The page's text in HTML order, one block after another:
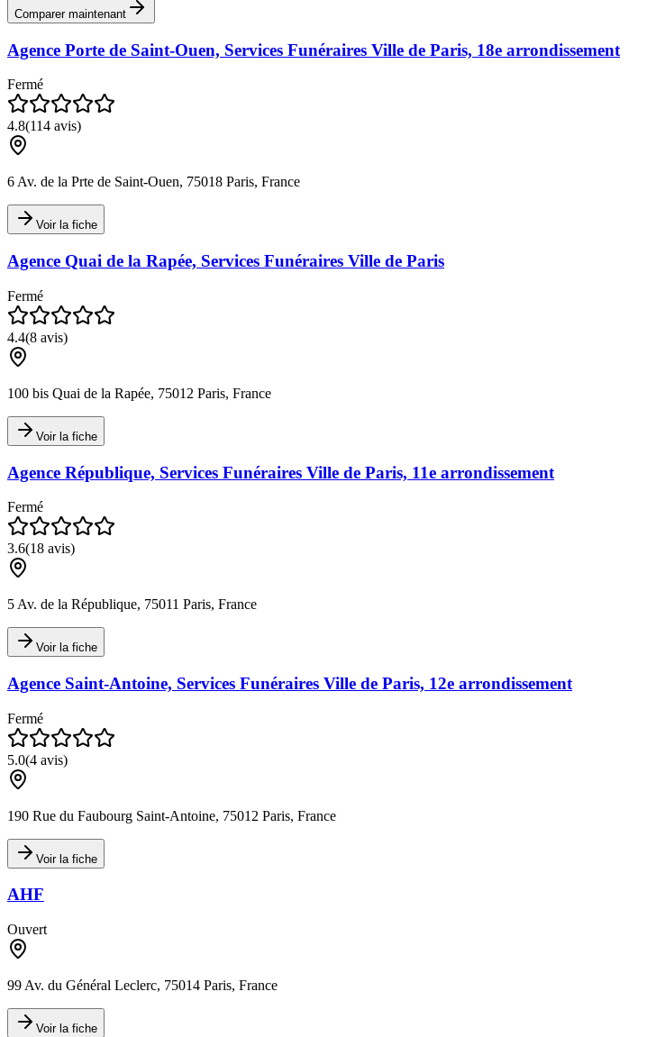
Comparer maintenant
Agence Porte de Saint-Ouen, Services Funéraires Ville de Paris, 18e arrondissement
Fermé
4.8(114 avis)
6 Av. de la Prte de Saint-Ouen, 75018 Paris, France
Voir la fiche
Agence Quai de la Rapée, Services Funéraires Ville de Paris
Fermé
4.4(8 avis)
100 bis Quai de la Rapée, 75012 Paris, France
Voir la fiche
Agence République, Services Funéraires Ville de Paris, 11e arrondissement
Fermé
3.6(18 avis)
5 Av. de la République, 75011 Paris, France
Voir la fiche
Agence Saint-Antoine, Services Funéraires Ville de Paris, 12e arrondissement
Fermé
5.0(4 avis)
190 Rue du Faubourg Saint-Antoine, 75012 Paris, France
Voir la fiche
AHF
Ouvert
99 Av. du Général Leclerc, 75014 Paris, France
Voir la fiche